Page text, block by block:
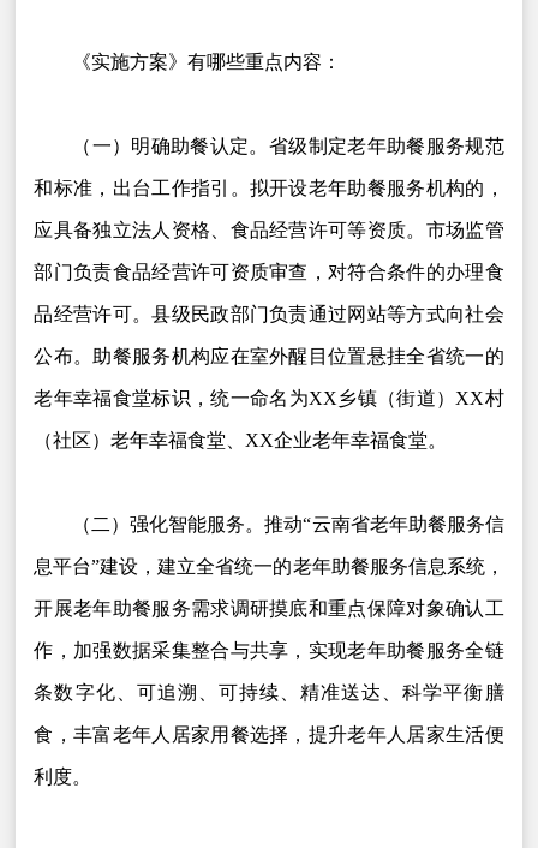
《实施方案》有哪些重点内容：
（一）明确助餐认定。省级制定老年助餐服务规范
和标准，出台工作指引。拟开设老年助餐服务机构的，
应具备独立法人资格、食品经营许可等资质。市场监管
部门负责食品经营许可资质审查，对符合条件的办理食
品经营许可。县级民政部门负责通过网站等方式向社会
公布。助餐服务机构应在室外醒目位置悬挂全省统一的
老年幸福食堂标识，统一命名为XX乡镇（街道）XX村
（社区）老年幸福食堂、XX企业老年幸福食堂。
（二）强化智能服务。推动“云南省老年助餐服务信
息平台”建设，建立全省统一的老年助餐服务信息系统，
开展老年助餐服务需求调研摸底和重点保障对象确认工
作，加强数据采集整合与共享，实现老年助餐服务全链
条数字化、可追溯、可持续、精准送达、科学平衡膳
食，丰富老年人居家用餐选择，提升老年人居家生活便
利度。